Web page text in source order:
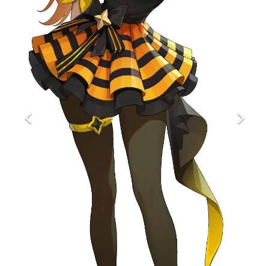
その他
電ファミニコゲーマーとは？
運営：株式会社マレ